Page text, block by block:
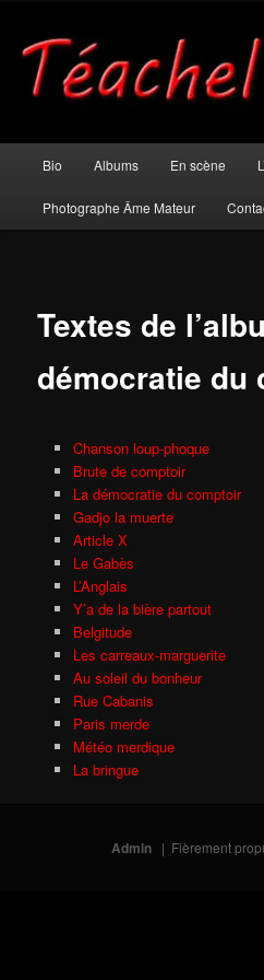
contenu
principalTéachel
principal
Bio Albums En scène
Photographe Âme Mateur
Textes de
démocratie du
Chanson loup-phoque
Brute de comptoir
La démocratie du comptoir
Gadjo la muerte
Article X
Le Gabès
L’Anglais
Y’a de la bière partout
Belgitude
Les carreaux-marguerite
Au soleil du bonheur
Rue Cabanis
Paris merde
Météo merdique
La bringue
Admin Fièrement